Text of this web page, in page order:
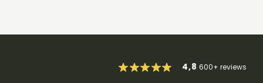
4,8600+reviews